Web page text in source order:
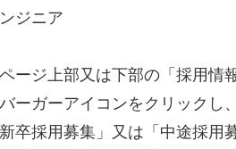
ジニア
ージ上部又は下部の「採用情
ーガーアイコンをクリックし
卒採用募集」又は「中途採用